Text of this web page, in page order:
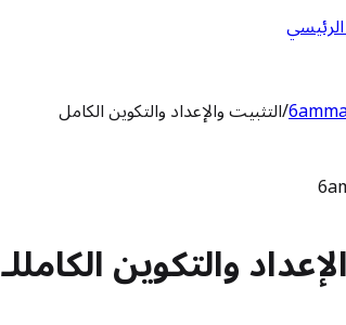
/التثبيت والإعداد والتكوين الكامل
والتكوين الكامللـ 6ammart